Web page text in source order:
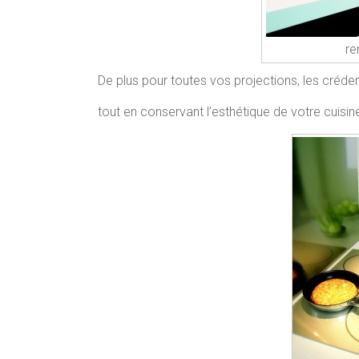
De plus pour toutes vos projections, les
tout en conservant l’esthétique de votre